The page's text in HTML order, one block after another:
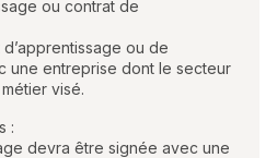
ou contrat de
ou de
une entreprise dont le secteur
visé.
:
devra être signée avec une